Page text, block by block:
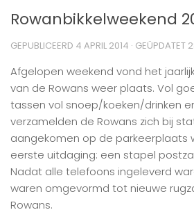
Rowanbikkelweekend
GEPUBLICEERD 4 APRIL 2014 · GEÜPDATET
Afgelopen weekend vond het
van de Rowans weer plaats. Vol
tassen vol snoep/koeken/drinken
verzamelden de Rowans zich bij
aangekomen op de parkeerplaats
eerste uitdaging: een stapel
Nadat alle telefoons ingeleverd
waren omgevormd tot nieuwe
Rowans.